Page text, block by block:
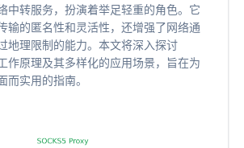
中转服务，扮演着举足轻重的角色。它
输的匿名性和灵活性，还增强了网络通
地理限制的能力。本文将深入探讨
作原理及其多样化的应用场景，旨在为
而实用的指南。